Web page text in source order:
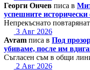
Георги Ончев писа в
успешните
Непрекъснато
3 Авг 2026
Avram писа в Под
убиваме, после им
Съгласен съм в общи
2 Авг 2026